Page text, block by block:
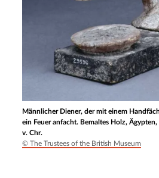
Männlicher Diener, der mit einem
ein Feuer anfacht. Bemaltes Holz,
v. Chr.
© The Trustees of the British Museum